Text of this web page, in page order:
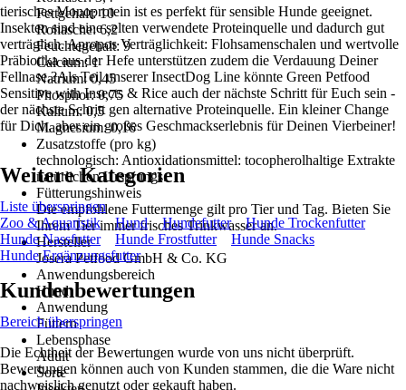
Fettgehalt: 10
Rohasche: 6,2
Feuchtegehalt: 9
Calcium: 1
Natrium: 0,45
Phosphor: 0,75
Kalium: 0,5
Magnesium: 0,16
Zusatzstoffe (pro kg)
technologisch: Antioxidationsmittel: tocopherolhaltige Extrakte
natürlichen Ursprungs.
Fütterungshinweis
Die empfohlene Futtermenge gilt pro Tier und Tag. Bieten Sie
Ihrem Tier immer frisches Trinkwasser an.
Hersteller
Josera Petfood GmbH & Co. KG
Anwendungsbereich
Hund
Anwendung
Füttern
Lebensphase
Adult
Sorte
tierisches Monoprotein ist es perfekt für sensible Hunde geeignet.
Insekten sind eine selten verwendete Proteinquelle und dadurch gut
verträglich. Apropos Verträglichkeit: Flohsamenschalen und wertvolle
Präbiotika aus der Hefe unterstützen zudem die Verdauung Deiner
Fellnase.?Als Teil unserer InsectDog Line könnte Green Petfood
Sensitive with Insects & Rice auch der nächste Schritt für Euch sein -
der nächste Schritt gen alternative Proteinquelle. Ein kleiner Change
für Dich, aber ein großes Geschmackserlebnis für Deinen Vierbeiner!
Weitere Kategorien
Liste überspringen
Zoo & Aquaristik
Hund Hundefutter
Hunde Trockenfutter
Hunde Nassfutter
Hunde Frostfutter
Hunde Snacks
Hunde Ergänzungsfutter
Kundenbewertungen
Bereich überspringen
Die Echtheit der Bewertungen wurde von uns nicht überprüft.
Bewertungen können auch von Kunden stammen, die die Ware nicht
nachweislich genutzt oder gekauft haben.